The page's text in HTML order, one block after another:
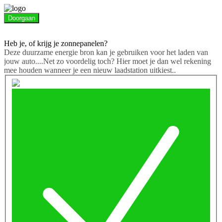
Doorgaan
Heb je, of krijg je zonnepanelen?
Deze duurzame energie bron kan je gebruiken voor het laden van
jouw auto....Net zo voordelig toch? Hier moet je dan wel rekening
mee houden wanneer je een nieuw laadstation uitkiest..